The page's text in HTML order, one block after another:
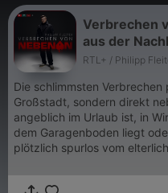
Verbrechen
aus der
RTL+ / Philipp
Die schlimmsten
Großstadt, sondern direkt
angeblich im Urlaub ist, in
dem Garagenboden liegt
plötzlich spurlos vom
das Fälle die man nie